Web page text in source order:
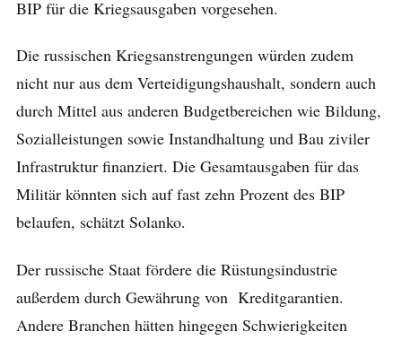
BIP für die Kriegsausgaben vorgesehen.
Die russischen Kriegsanstrengungen würden zudem
nicht nur aus dem Verteidigungshaushalt, sondern auch
durch Mittel aus anderen Budgetbereichen wie Bildung,
Sozialleistungen sowie Instandhaltung und Bau ziviler
Infrastruktur finanziert. Die Gesamtausgaben für das
Militär könnten sich auf fast zehn Prozent des BIP
belaufen, schätzt Solanko.
Der russische Staat fördere die Rüstungsindustrie
außerdem durch Gewährung von Kreditgarantien.
Andere Branchen hätten hingegen Schwierigkeiten